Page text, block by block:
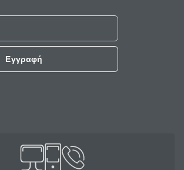
Εγγραφή